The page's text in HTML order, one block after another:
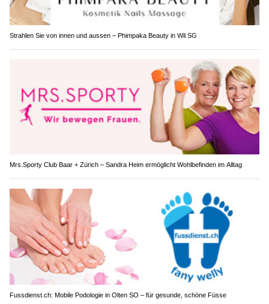
Strahlen Sie von innen und aussen – Phimpaka Beauty in Wil SG
Mrs.Sporty Club Baar + Zürich – Sandra Heim ermöglicht Wohlbefinden im Alltag
Fussdienst.ch: Mobile Podologie in Olten SO – für gesunde, schöne Füsse